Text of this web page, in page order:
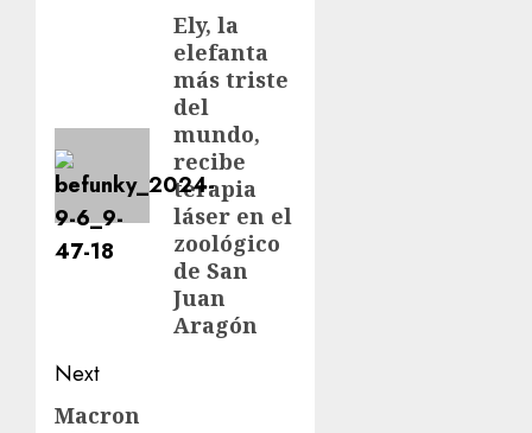
Ely, la
elefanta
más triste
del
mundo,
recibe
terapia
láser en el
zoológico
de San
Juan
Aragón
Next
Macron